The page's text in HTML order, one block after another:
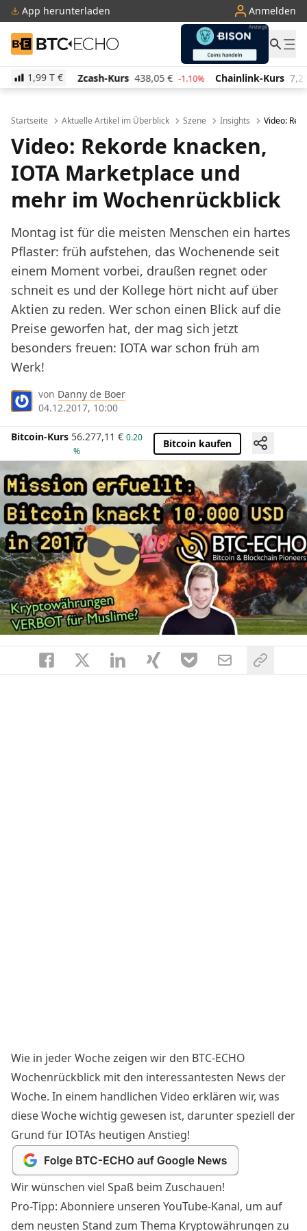
App herunterladen Anmelden
BTC-ECHO
1,99 T €
Zcash-Kurs 438,05 € -1.10% Chainlink-Kurs 7,21 € 0.50%
Startseite Aktuelle Artikel im Überblick Szene Insights Video:
Video: Rekorde knacken,
IOTA Marketplace und
mehr im Wochenrückblick
Montag ist für die meisten Menschen ein hartes
Pflaster: früh aufstehen, das Wochenende seit
einem Moment vorbei, draußen regnet oder
schneit es und der Kollege hört nicht auf über
Aktien zu reden. Wer schon einen Blick auf die
Preise geworfen hat, der mag sich jetzt
besonders freuen: IOTA war schon früh am
Werk!
von Danny de Boer
04.12.2017, 10:00
Bitcoin-Kurs 56.277,11 € 0.20
%
Bitcoin kaufen
Wie in jeder Woche zeigen wir den BTC-ECHO
Wochenrückblick mit den interessantesten News der
Woche. In einem handlichen Video erklären wir, was
diese Woche wichtig gewesen ist, darunter speziell der
Grund für IOTAs heutigen Anstieg!
Wir wünschen viel Spaß beim Zuschauen!
Pro-Tipp: Abonniere unseren YouTube-Kanal, um auf
dem neusten Stand zum Thema Kryptowährungen zu